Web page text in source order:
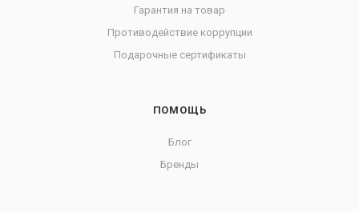
Гарантия на товар
Противодействие коррупции
Подарочные сертификаты
ПОМОЩЬ
Блог
Бренды